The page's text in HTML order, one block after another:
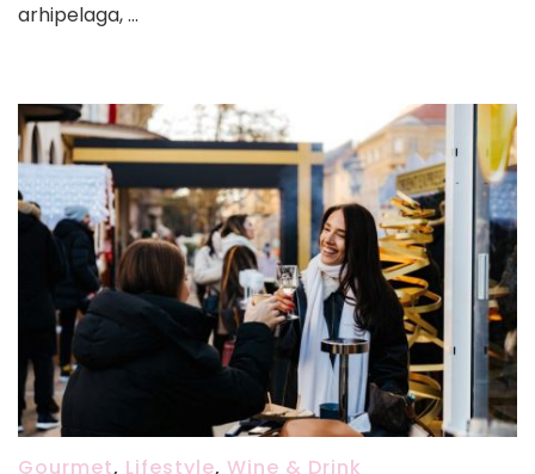
arhipelaga, …
Gourmet, Lifestyle, Wine & Drink